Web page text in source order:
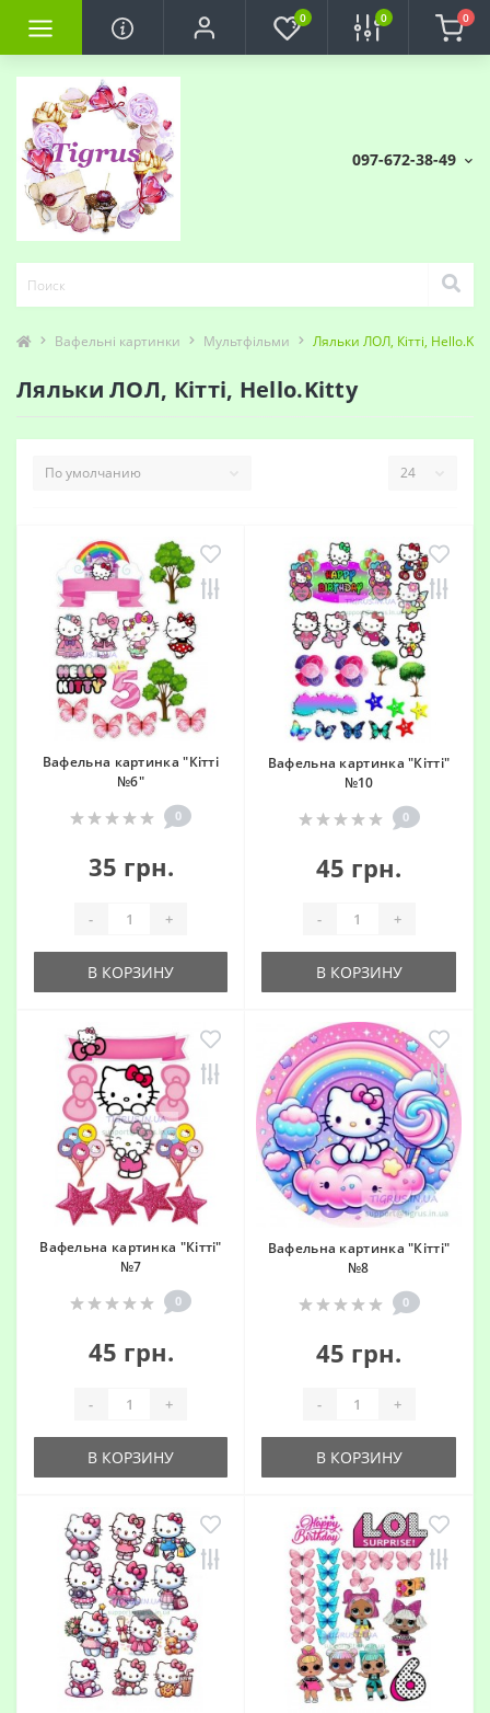
0 0 0
097-672-38-49
Вафельні картинки Мультфільми Ляльки ЛОЛ, Кітті,
Ляльки ЛОЛ, Кітті, Hello.Kitty
Вафельна картинка "Кітті
№6"
0
35 грн.
- +
В КОРЗИНУ
Вафельна картинка "Кітті"
№10
0
45 грн.
- +
В КОРЗИНУ
Вафельна картинка "Кітті"
№7
0
45 грн.
- +
В КОРЗИНУ
Вафельна картинка "Кітті"
№8
0
45 грн.
- +
В КОРЗИНУ